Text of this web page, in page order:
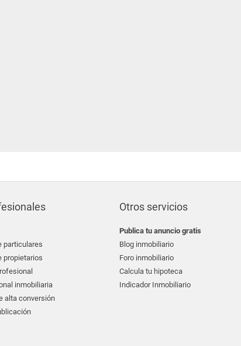
particulares
propietarios
inmobiliaria
alta conversión
Otros servicios
Publica tu anuncio gratis
Blog inmobiliario
Foro inmobiliario
Calcula tu hipoteca
Indicador Inmobiliario